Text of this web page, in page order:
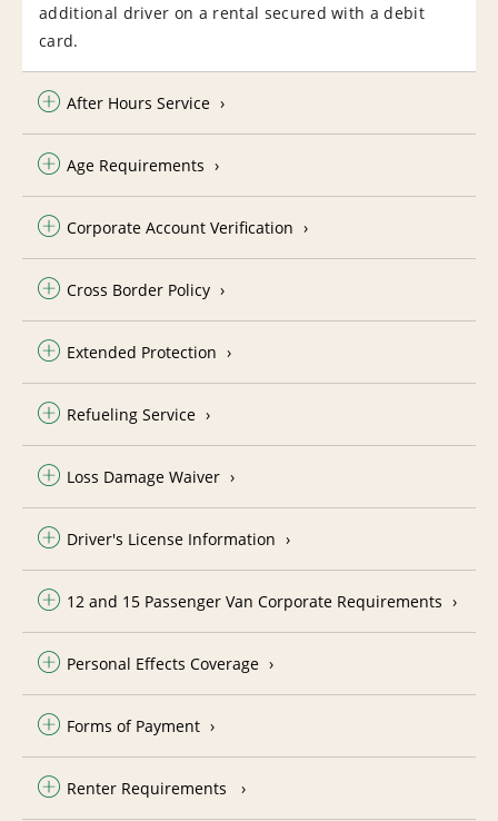
additional driver on a rental secured with a debit
card.
After Hours Service
Age Requirements
Corporate Account Verification
Cross Border Policy
Extended Protection
Refueling Service
Loss Damage Waiver
Driver's License Information
12 and 15 Passenger Van Corporate Requirements
Personal Effects Coverage
Forms of Payment
Renter Requirements